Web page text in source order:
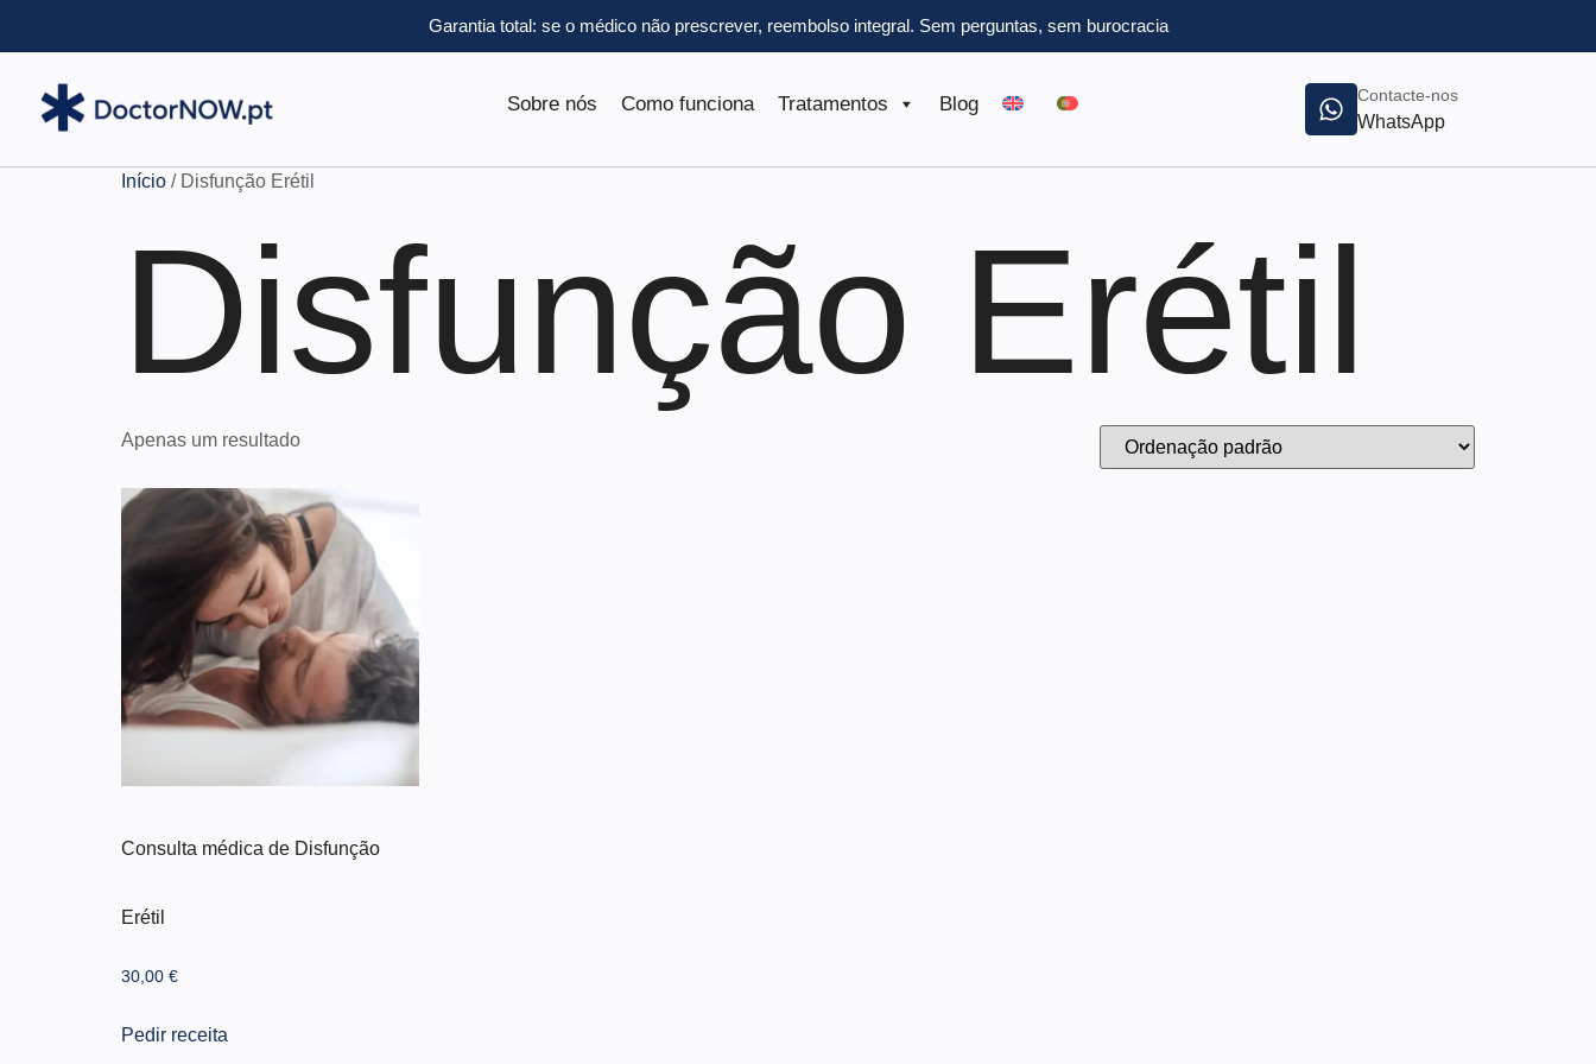
Garantia total: se o médico não prescrever, reembolso integral. Sem perguntas, sem burocracia
Sobre nós Como funciona Tratamentos Blog Contacte-nos
WhatsApp
Início / Disfunção Erétil
Disfunção Erétil
Apenas um resultado
Consulta médica de Disfunção
Erétil
30,00 €
Pedir receita